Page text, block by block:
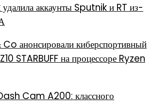
аккаунты Sputnik и RT из-
анонсировали киберспортивный
STARBUFF на процессоре Ryzen
Cam A200: классного